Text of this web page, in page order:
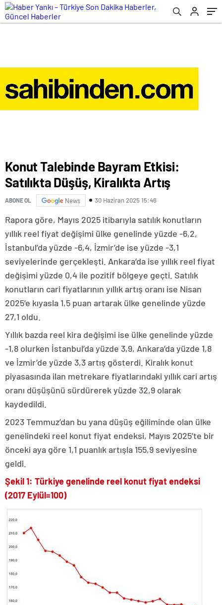
Konut Talebinde Bayram Etkisi:
Satılıkta Düşüş, Kiralıkta Artış
ABONE OL News 30 Haziran 2025 15:46
Rapora göre, Mayıs 2025 itibarıyla satılık konutların
yıllık reel fiyat değişimi ülke genelinde yüzde -6,2,
İstanbul’da yüzde -6,4, İzmir’de ise yüzde -3,1
seviyelerinde gerçekleşti. Ankara’da ise yıllık reel fiyat
değişimi yüzde 0,4 ile pozitif bölgeye geçti. Satılık
konutların cari fiyatlarının yıllık artış oranı ise Nisan
2025’e kıyasla 1,5 puan artarak ülke genelinde yüzde
27,1 oldu.
Yıllık bazda reel kira değişimi ise ülke genelinde yüzde
-1,8 olurken İstanbul’da yüzde 3,9, Ankara’da yüzde 1,8
ve İzmir’de yüzde 3,3 artış gösterdi. Kiralık konut
piyasasında ilan metrekare fiyatlarındaki yıllık cari artış
oranı düşüşünü sürdürerek yüzde 32,9 olarak
kaydedildi.
2023 Temmuz’dan bu yana düşüş eğiliminde olan ülke
genelindeki reel konut fiyat endeksi, Mayıs 2025’te bir
önceki aya göre 1,1 puanlık artışla 155,9 seviyesine
geldi.
Şekil 1: Türkiye genelinde reel konut fiyat endeksi
(2017 Eylül=100)